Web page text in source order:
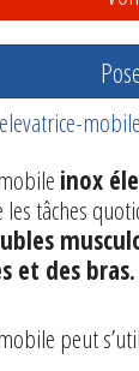
inox
les tâches
et des bras.
peut